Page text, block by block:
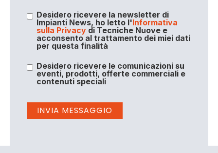
Desidero ricevere la newsletter di
Impianti News, ho letto l'Informativa
sulla Privacydi Tecniche Nuove e
acconsento al trattamento dei miei dati
per questa finalità
Desidero ricevere le comunicazioni su
eventi, prodotti, offerte commerciali e
contenuti speciali